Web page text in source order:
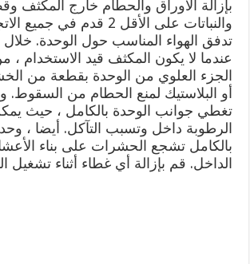
بإزالة الأوراق والحطام خارج المكثف
والنباتات على الأقل 2 قدم
تدفق الهواء المناسب حول الوحدة. خلال
عندما لا يكون المكثف قيد الاستخدام ،
الجزء العلوي من الوحدة بقطعة من
أو البلاستيك لمنع الحطام من السقوط.
تغطي جوانب الوحدة بالكامل ، حيث
الرطوبة داخل وتسبب التآكل. أيضا ،
بالكامل تشجع الحشرات على بناء
الداخل. قم بإزالة أي غطاء أثناء تشغيل